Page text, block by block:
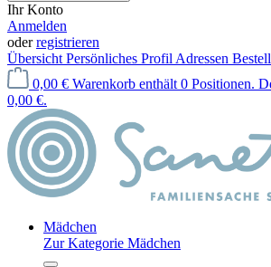
Ihr Konto
Anmelden
oderregistrieren
Übersicht Persönliches Profil Adressen
0,00 € Warenkorb enthält 0 Positionen.
0,00 €.
Mädchen
Zur Kategorie Mädchen